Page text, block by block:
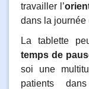
travailler l’
dans la journée
La tablette
temps de
soi une
patients